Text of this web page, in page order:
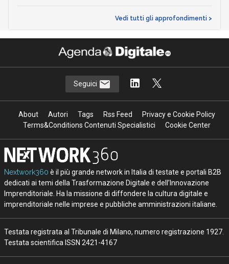
Vedi tutti gli approfondimenti >
Seguici
About Autori Tags Rss Feed
Privacy e Cookie Policy
Terms&Conditions Contenuti Specialistici
Cookie Center
Nextwork360 è il più grande network in Italia di testate e portali B2B
dedicati ai temi della Trasformazione Digitale e dell’Innovazione
Imprenditoriale. Ha la missione di diffondere la cultura digitale e
imprenditoriale nelle imprese e pubbliche amministrazioni italiane.
Testata registrata al Tribunale di Milano, numero registrazione 1927.
Testata scientifica ISSN 2421-4167